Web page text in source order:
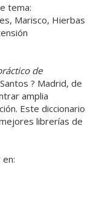
tema:
Marisco, Hierbas
de
? Madrid, de
amplia
Este diccionario
librerías de